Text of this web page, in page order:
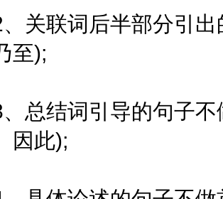
联词后半部分引出
至);
结词引导的句子不
因此);